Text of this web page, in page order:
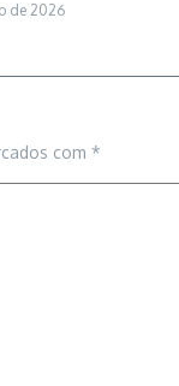
de 2026
com *